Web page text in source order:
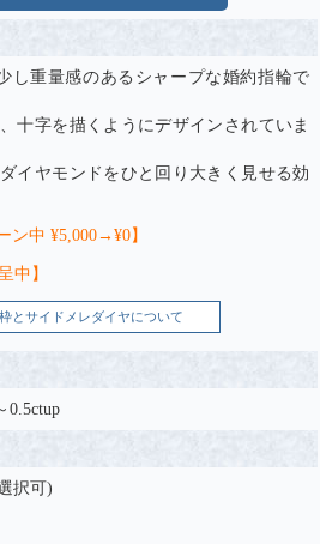
し重量感のあるシャープな婚約指輪で
十字を描くようにデザインされていま
イヤモンドをひと回り大きく見せる効
ン中 ¥5,000→¥0】
中】
とサイドメレダイヤについて
0.5ctup
択可)